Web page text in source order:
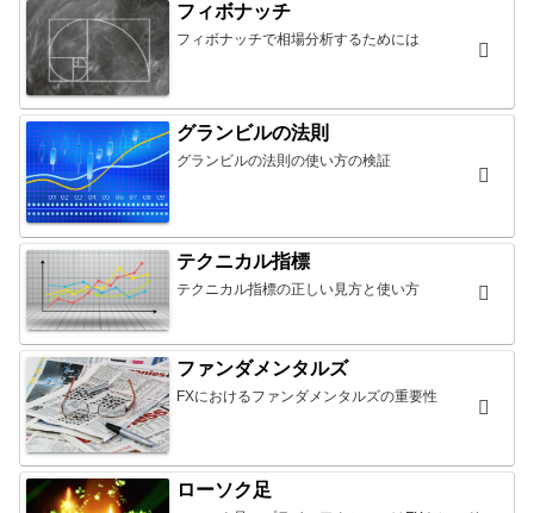
フィボナッチ
フィボナッチで相場分析するためには
グランビルの法則
グランビルの法則の使い方の検証
テクニカル指標
テクニカル指標の正しい見方と使い方
ファンダメンタルズ
FXにおけるファンダメンタルズの重要性
ローソク足